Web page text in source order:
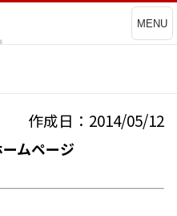
MENU
作成日：2014/05/12
ムページ